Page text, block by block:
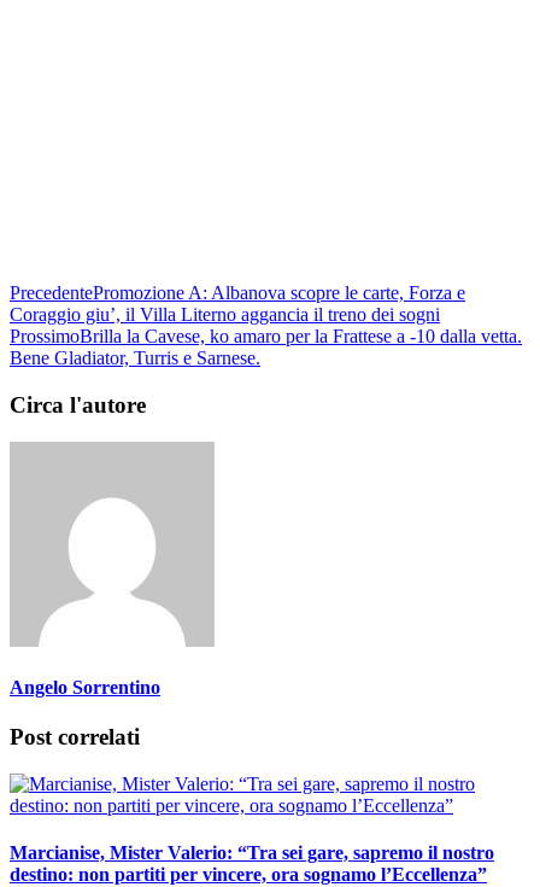
PrecedentePromozione A: Albanova scopre le carte, Forza e
Coraggio giu’, il Villa Literno aggancia il treno dei sogni
ProssimoBrilla la Cavese, ko amaro per la Frattese a -10 dalla vetta.
Bene Gladiator, Turris e Sarnese.
Circa l'autore
Angelo Sorrentino
Post correlati
Marcianise, Mister Valerio: “Tra sei gare, sapremo il nostro
destino: non partiti per vincere, ora sognamo l’Eccellenza”